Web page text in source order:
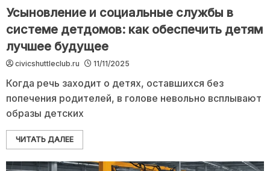
Усыновление и социальные службы в
системе детдомов: как обеспечить детям
лучшее будущее
civicshuttleclub.ru 11/11/2025
Когда речь заходит о детях, оставшихся без
попечения родителей, в голове невольно всплывают
образы детских
ЧИТАТЬ ДАЛЕЕ